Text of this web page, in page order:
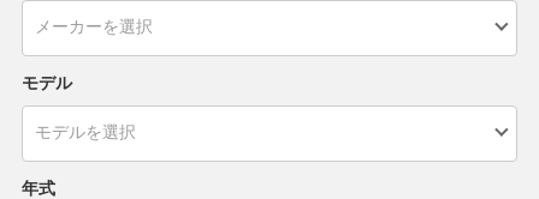
モデル
年式